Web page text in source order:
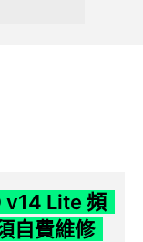
v14 Lite 頻
自費維修